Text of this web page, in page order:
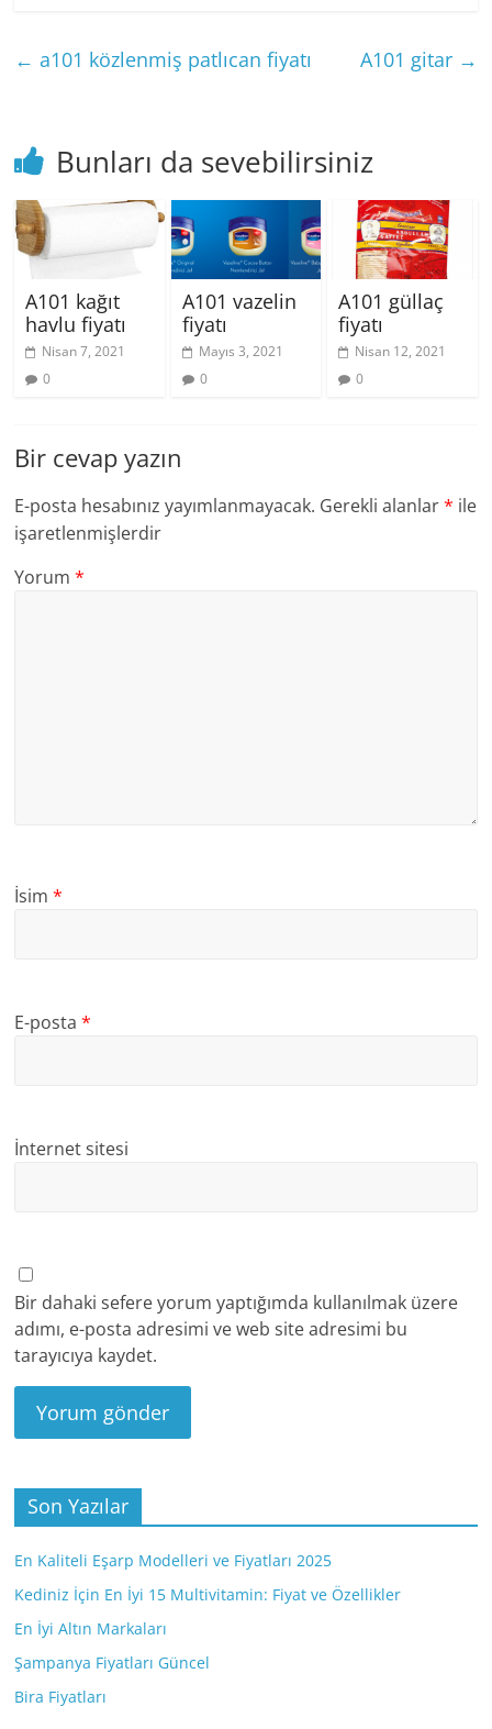
← a101 közlenmiş patlıcan fiyatı A101 gitar →
Bunları da sevebilirsiniz
A101 kağıt
havlu fiyatı
Nisan 7, 2021
0
A101 vazelin
fiyatı
Mayıs 3, 2021
0
A101 güllaç
fiyatı
Nisan 12, 2021
0
Bir cevap yazın
E-posta hesabınız yayımlanmayacak. Gerekli alanlar* ile
işaretlenmişlerdir
Yorum*
İsim*
E-posta*
İnternet sitesi
Bir dahaki sefere yorum yaptığımda kullanılmak üzere
adımı, e-posta adresimi ve web site adresimi bu
tarayıcıya kaydet.
Son Yazılar
En Kaliteli Eşarp Modelleri ve Fiyatları 2025
Kediniz İçin En İyi 15 Multivitamin: Fiyat ve Özellikler
En İyi Altın Markaları
Şampanya Fiyatları Güncel
Bira Fiyatları